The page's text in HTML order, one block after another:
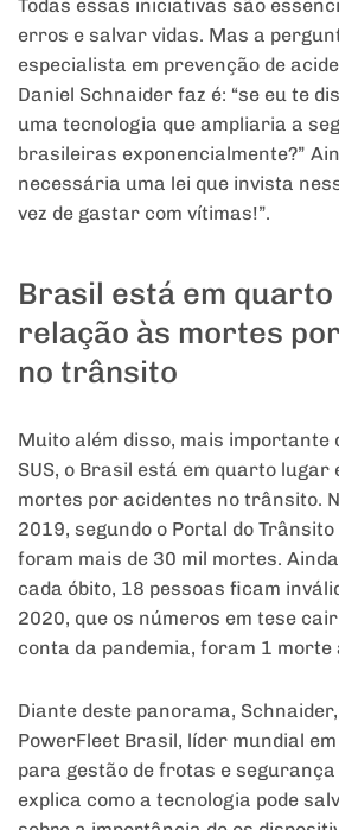
Todas essas iniciativas são
erros e salvar vidas. Mas a
especialista em prevenção de
Daniel Schnaider faz é: “se eu te
uma tecnologia que ampliaria a
brasileiras exponencialmente?”
necessária uma lei que invista
vez de gastar com vítimas!”.
Brasil está em
relação às mortes
no trânsito
Muito além disso, mais importante
SUS, o Brasil está em quarto lugar
mortes por acidentes no trânsito.
2019, segundo o Portal do Trânsito
foram mais de 30 mil mortes.
cada óbito, 18 pessoas ficam
2020, que os números em tese
conta da pandemia, foram 1 morte
Diante deste panorama,
PowerFleet Brasil, líder mundial
para gestão de frotas e
explica como a tecnologia pode